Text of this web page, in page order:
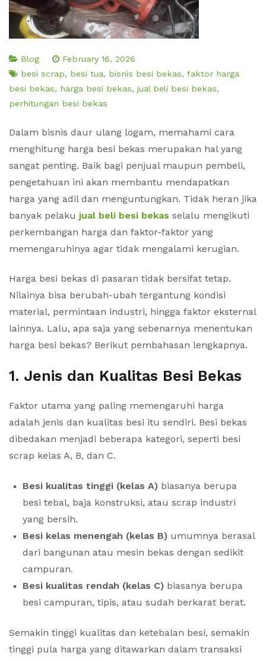
Blog
February 16, 2026
besi scrap, besi tua, bisnis besi bekas, faktor harga
besi bekas, harga besi bekas, jual beli besi bekas,
perhitungan besi bekas
Dalam bisnis daur ulang logam, memahami cara
menghitung harga besi bekas merupakan hal yang
sangat penting. Baik bagi penjual maupun pembeli,
pengetahuan ini akan membantu mendapatkan
harga yang adil dan menguntungkan. Tidak heran jika
banyak pelaku jual beli besi bekas selalu mengikuti
perkembangan harga dan faktor-faktor yang
memengaruhinya agar tidak mengalami kerugian.
Harga besi bekas di pasaran tidak bersifat tetap.
Nilainya bisa berubah-ubah tergantung kondisi
material, permintaan industri, hingga faktor eksternal
lainnya. Lalu, apa saja yang sebenarnya menentukan
harga besi bekas? Berikut pembahasan lengkapnya.
1. Jenis dan Kualitas Besi Bekas
Faktor utama yang paling memengaruhi harga
adalah jenis dan kualitas besi itu sendiri. Besi bekas
dibedakan menjadi beberapa kategori, seperti besi
scrap kelas A, B, dan C.
Besi kualitas tinggi (kelas A) biasanya berupa
besi tebal, baja konstruksi, atau scrap industri
yang bersih.
Besi kelas menengah (kelas B) umumnya berasal
dari bangunan atau mesin bekas dengan sedikit
campuran.
Besi kualitas rendah (kelas C) biasanya berupa
besi campuran, tipis, atau sudah berkarat berat.
Semakin tinggi kualitas dan ketebalan besi, semakin
tinggi pula harga yang ditawarkan dalam transaksi